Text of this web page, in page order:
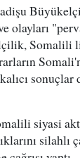
olayları
Somalili
siyasi
silahlı